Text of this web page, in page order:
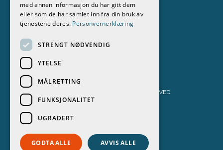
STOKKEN BÅT & MOTOR AS 2026. ALL RIGHTS RESERVED.
POWERED BY EMPORI CMS
med annen informasjon du har gitt dem
eller som de har samlet inn fra din bruk av
tjenestene deres. Personvernerklæring
STRENGT NØDVENDIG
YTELSE
MÅLRETTING
FUNKSJONALITET
UGRADERT
GODTA ALLE AVVIS ALLE